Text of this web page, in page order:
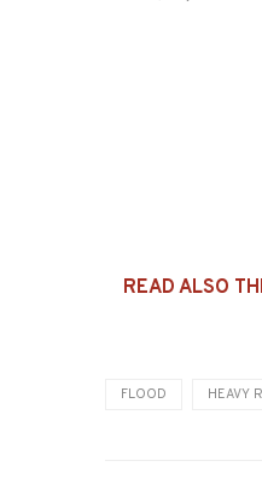
READ ALSO
FLOOD HEAVY